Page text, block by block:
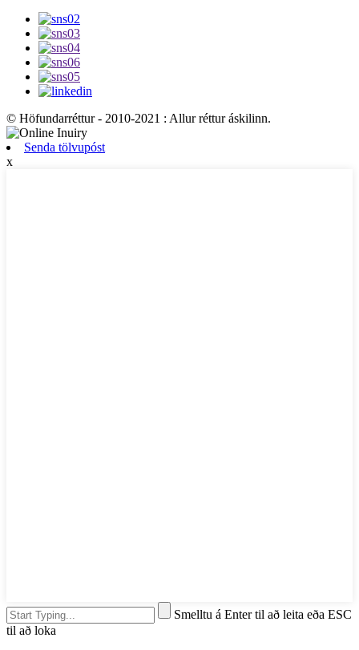
© Höfundarréttur - 2010-2021 : Allur réttur áskilinn.
Senda tölvupóst
x
Smelltu á Enter til að leita eða ESC
til að loka